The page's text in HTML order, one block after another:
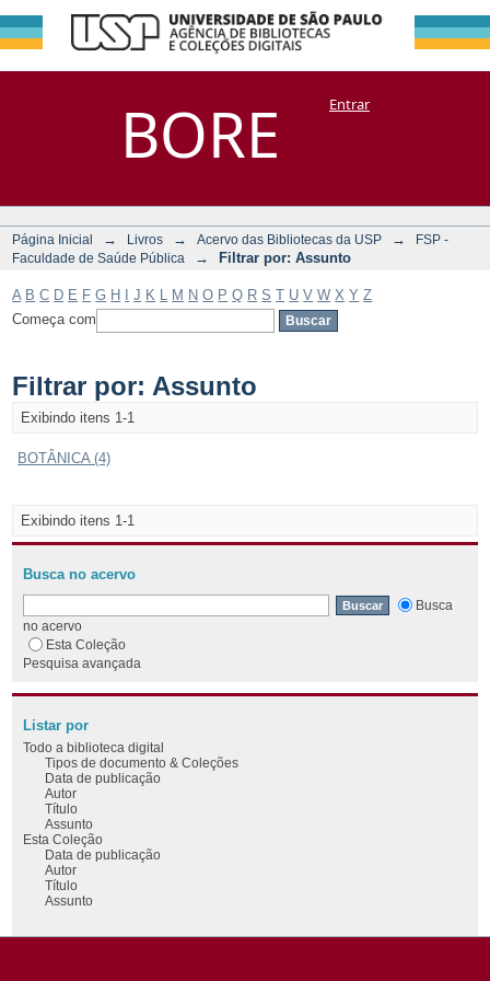
BORE
Filtrar por:
Assunto
DSpace/Manakin + CoriscoEntrar
Página Inicial → Livros → Acervo das Bibliotecas da USP →
FSP -
Faculdade de Saúde Pública
→ Filtrar por: Assunto
A B C D E F G H J K M N O P Q R S T U V W X Y Z
Começa com
Filtrar por: Assunto
Exibindo itens 1-1
BOTÂNICA (4)
Exibindo itens 1-1
Busca no acervo
Busca
no acervo
Esta Coleção
Pesquisa avançada
Listar por
Todo a biblioteca digital
Tipos de documento & Coleções
Data de publicação
Autor
Título
Assunto
Esta Coleção
Data de publicação
Autor
Título
Assunto